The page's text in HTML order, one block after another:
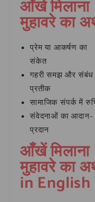
आँखें मिलाना
मुहावरे का
प्रेम या आकर्षण का
संकेत
गहरी समझ और संबंध
प्रतीक
सामाजिक संपर्क में
संवेदनाओं का आदान-
प्रदान
आँखें मिलाना
मुहावरे का
in English